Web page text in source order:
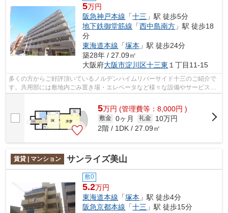
5万円
阪急神戸本線 「十三 」駅 徒歩5分
地下鉄御堂筋線 「西中島南方 」駅 徒歩18
分
東海道本線 「塚本 」駅 徒歩24分
築28年 / 27.09㎡
大阪府大阪市淀川区十三東 １丁目11-15
多くの方からご好評頂いているノルデンハイムリバーサイド十三のご紹介で
す。共用部には敷地内ごみ置き場・エレベータなど様々な設備やサービスが
5万円 (管理費等：8,000円 )
敷金 0ヶ月 礼金
10万円
2階 / 1DK / 27.09㎡
賃貸 | マンション サンライズ美山
敷0
5.2万円
東海道本線 「塚本 」駅 徒歩4分
阪急京都本線 「十三 」駅 徒歩15分